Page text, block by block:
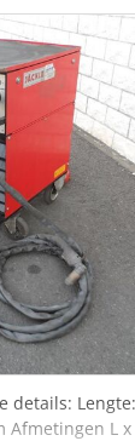
details:
Afmetingen L